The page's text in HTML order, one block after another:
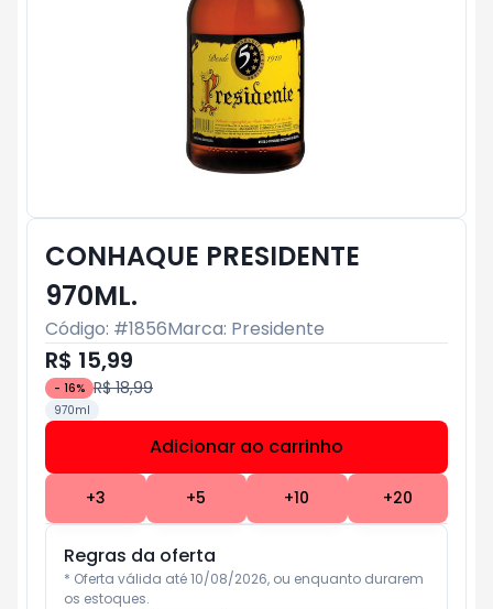
CONHAQUE PRESIDENTE
970ML.
Código: #1856Marca: Presidente
R$ 15,99
- 16% R$ 18,99
970ml
Adicionar ao carrinho
+3 +5 +10 +20
Regras da oferta
* Oferta válida até 10/08/2026, ou enquanto durarem
os estoques.